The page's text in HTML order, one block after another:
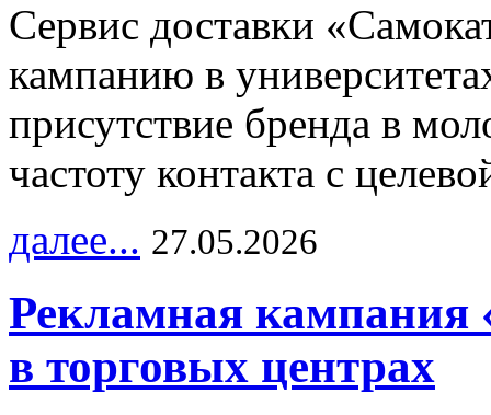
Сервис доставки
кампанию в
присутствие бренда в
частоту контакта с
далее... 27.05.2026
Рекламная кампания
в торговых центрах